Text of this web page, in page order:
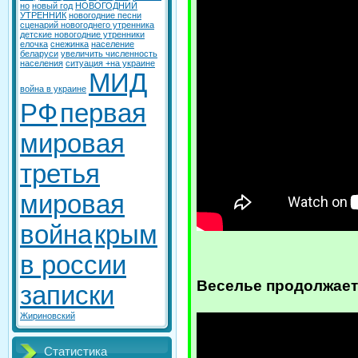
но новый год НОВОГОДНИЙ
УТРЕННИК новогодние песни
сценарий новогоднего утренника
детские новогодние утренники
елочка снежинка население
беларуси увеличить численность
населения ситуация +на украине
война в украине МИД
РФпервая
мировая
третья
мировая
войнакрым
в россии
записки
Жириновский
Статистика
Веселье